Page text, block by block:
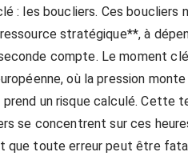
: les boucliers. Ces
stratégique**, à
compte. Le moment
où la pression
un risque calculé. Cette
se concentrent sur ces
que toute erreur peut être